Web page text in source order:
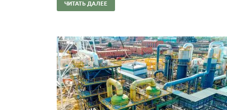
ЧИТАТЬ ДАЛЕЕ